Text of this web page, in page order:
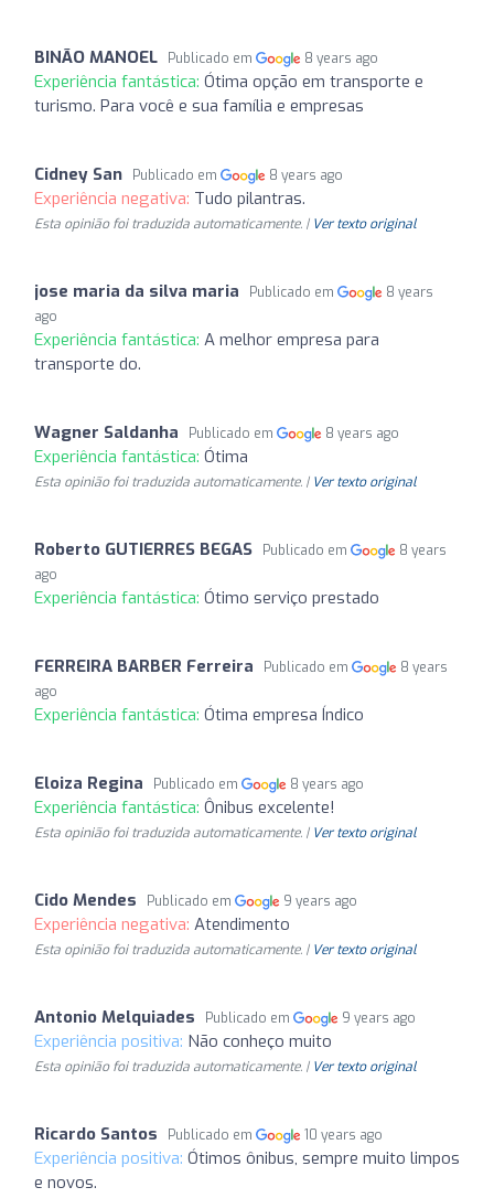
BINÃO MANOEL Publicado em 8 years ago
Experiência fantástica: Ótima opção em transporte e
turismo. Para você e sua família e empresas
Cidney San Publicado em 8 years ago
Experiência negativa: Tudo pilantras.
Esta opinião foi traduzida automaticamente. | Ver texto original
jose maria da silva maria Publicado em
8 years
ago
Experiência fantástica: A melhor empresa para
transporte do.
Wagner Saldanha Publicado em 8 years ago
Experiência fantástica: Ótima
Esta opinião foi traduzida automaticamente. | Ver texto original
Roberto GUTIERRES BEGAS Publicado em
8 years
ago
Experiência fantástica: Ótimo serviço prestado
FERREIRA BARBER Ferreira Publicado em
8 years
ago
Experiência fantástica: Ótima empresa Índico
Eloiza Regina Publicado em 8 years ago
Experiência fantástica: Ônibus excelente!
Esta opinião foi traduzida automaticamente. | Ver texto original
Cido Mendes Publicado em 9 years ago
Experiência negativa: Atendimento
Esta opinião foi traduzida automaticamente. | Ver texto original
Antonio Melquiades Publicado em 9 years ago
Experiência positiva: Não conheço muito
Esta opinião foi traduzida automaticamente. | Ver texto original
Ricardo Santos Publicado em 10 years ago
Experiência positiva: Ótimos ônibus, sempre muito limpos
e novos.